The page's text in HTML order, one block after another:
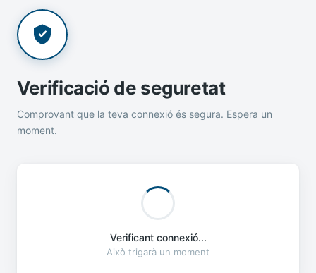
Verificació de seguretat
Comprovant que la teva connexió és segura. Espera un
moment.
Verificant connexió...
Això trigarà un moment